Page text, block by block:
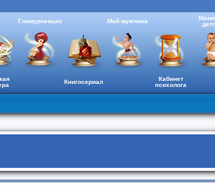
Гламурненько Мой мужчина
Книгосериал
Кабинет
психолога